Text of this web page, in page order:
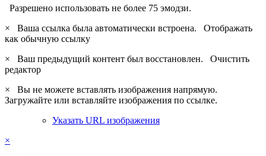
Разрешено использовать не более 75 эмодзи.
×
Ваша ссылка была автоматически встроена. Отображать
как обычную ссылку
×
Ваш предыдущий контент был восстановлен. Очистить
редактор
×
Вы не можете вставлять изображения напрямую.
Загружайте или вставляйте изображения по ссылке.
Указать URL изображения
×